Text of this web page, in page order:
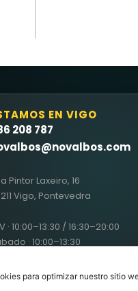
para optimizar nuestro sitio
EN VIGO
208 787
Pintor Laxeiro, 16
Vigo, Pontevedra
· 10:00–13:30 / 16:30–20:00
· 10:00–13:30